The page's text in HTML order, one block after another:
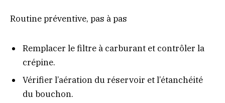
Routine préventive, pas à pas
Remplacer le filtre à carburant et contrôler la
crépine.
Vérifier l’aération du réservoir et l’étanchéité
du bouchon.